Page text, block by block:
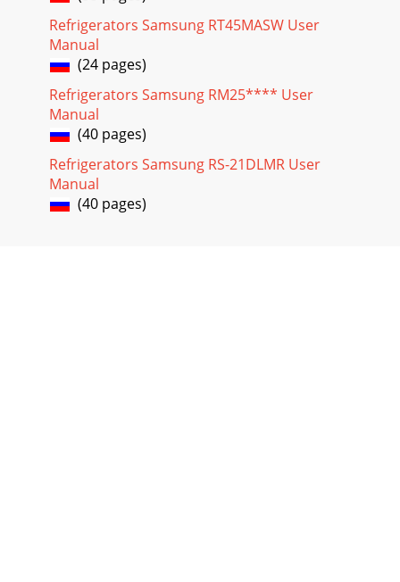
Refrigerators Samsung RT45MASW User
Manual
(24 pages)
Refrigerators Samsung RM25**** User
Manual
(40 pages)
Refrigerators Samsung RS-21DLMR User
Manual
(40 pages)